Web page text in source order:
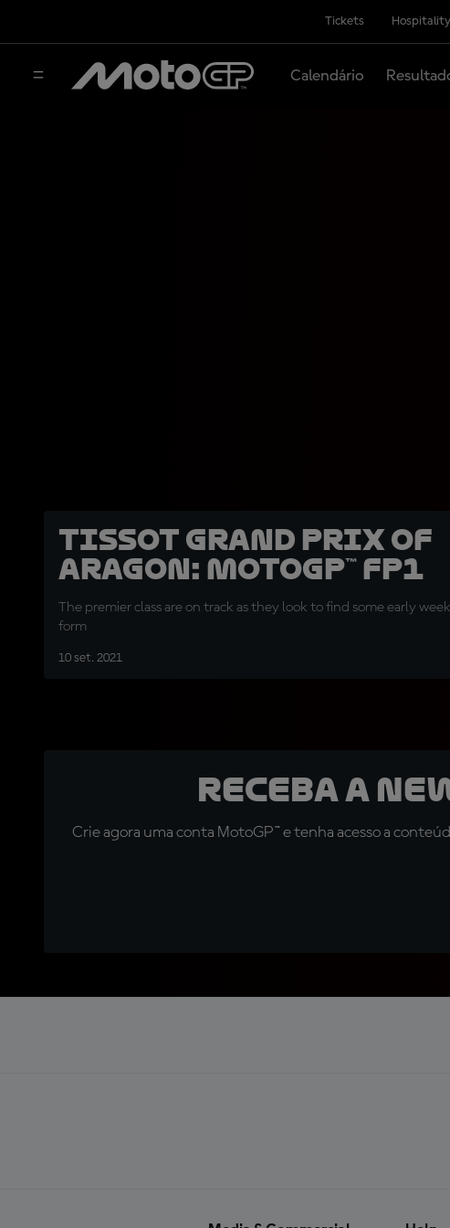
Tickets Hospitality
Calendário
Tissot Grand Prix of
Aragon: MotoGP™ FP1
The premier class are on track as they look to find some early
form
10 set. 2021
Receba a
Crie agora uma conta MotoGP™ e tenha acesso a